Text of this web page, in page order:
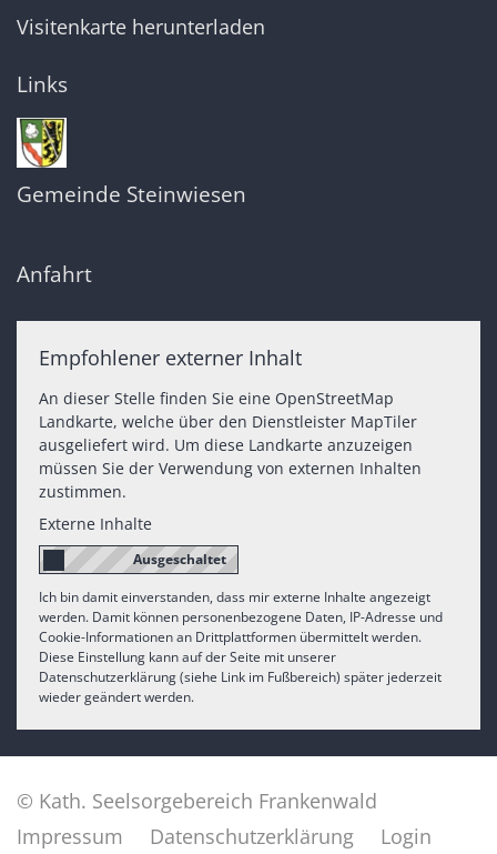
Visitenkarte herunterladen
Links
Gemeinde Steinwiesen
Anfahrt
Empfohlener externer Inhalt
An dieser Stelle finden Sie eine OpenStreetMap
Landkarte, welche über den Dienstleister MapTiler
ausgeliefert wird. Um diese Landkarte anzuzeigen
müssen Sie der Verwendung von externen Inhalten
zustimmen.
Externe Inhalte
Ich bin damit einverstanden, dass mir externe Inhalte angezeigt
werden. Damit können personenbezogene Daten, IP-Adresse und
Cookie-Informationen an Drittplattformen übermittelt werden.
Diese Einstellung kann auf der Seite mit unserer
Datenschutzerklärung (siehe Link im Fußbereich) später jederzeit
wieder geändert werden.
© Kath. Seelsorgebereich Frankenwald
Impressum
Datenschutzerklärung Login